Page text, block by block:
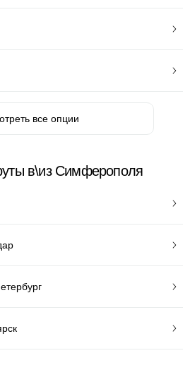
все опции
в\из Симферополя